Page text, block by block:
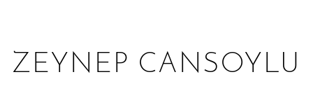
ZEYNEP CANSOYLU